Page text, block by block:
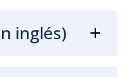
inglés)